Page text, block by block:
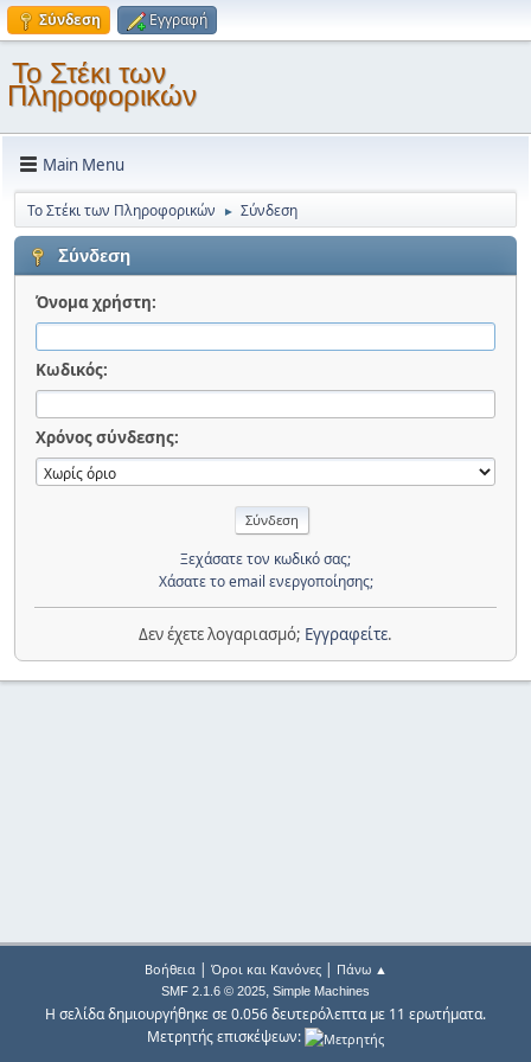
Σύνδεση Εγγραφή
Το Στέκι των
Πληροφορικών
Main Menu
Το Στέκι των Πληροφορικών ► Σύνδεση
Σύνδεση
Όνομα χρήστη:
Κωδικός:
Χρόνος σύνδεσης:
Ξεχάσατε τον κωδικό σας;
Χάσατε το email ενεργοποίησης;
Δεν έχετε λογαριασμό; Εγγραφείτε.
Βοήθεια| Όροι και Κανόνες| Πάνω ▲
SMF 2.1.6 © 2025, Simple Machines
Η σελίδα δημιουργήθηκε σε 0.056 δευτερόλεπτα με 11 ερωτήματα.
Μετρητής επισκέψεων: